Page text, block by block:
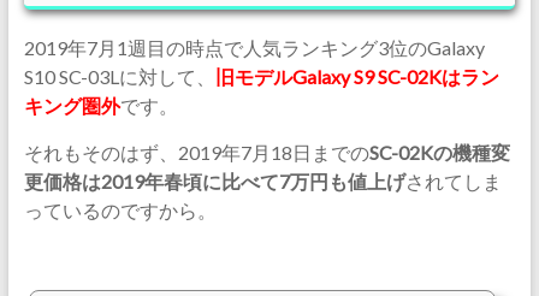
2019年7月1週目の時点で人気ランキング3位のGalaxy
S10 SC-03Lに対して、
旧モデルGalaxy S9 SC-02Kはラン
キング圏外です。
それもそのはず、2019年7月18日までのSC-02Kの機種変
更価格は2019年春頃に比べて7万円も値上げされてしま
っているのですから。